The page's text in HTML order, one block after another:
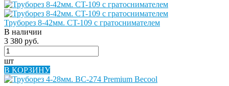
Труборез 8-42мм. CT-109 с гратоснимателем
В наличии
3 380 руб.
шт
В КОРЗИНУ